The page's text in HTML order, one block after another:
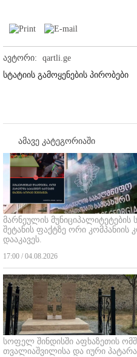
ავტორი:
qartli.ge
სტატიის გამოყენების პირობები
ამავე კატეგორიაში
მარნეულის მუნიციპალიტეტების
შეტანის ფაქტზე ორი
დააკავეს.
17:00 / 04.08.2026
სოფელ შინდისში აფხაზეთის
თვალიაშვილისა და იური